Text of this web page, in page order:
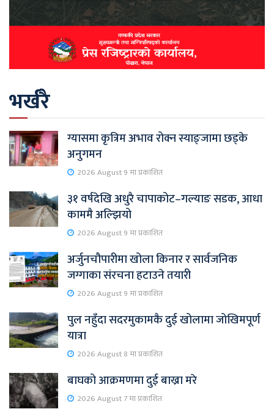
भर्खरै
ग्यासमा कृत्रिम अभाव रोक्न स्याङ्जामा छड्के
अनुगमन
2026 August 9 मा प्रकाशित
३१ वर्षदेखि अधुरै चापाकोट–गल्याङ सडक, आधा
काममै अल्झियो
2026 August 9 मा प्रकाशित
अर्जुनचौपारीमा खोला किनार र सार्वजनिक
जग्गाका संरचना हटाउने तयारी
2026 August 9 मा प्रकाशित
पुल नहुँदा सदरमुकामकै दुई खोलामा जोखिमपूर्ण
यात्रा
2026 August 8 मा प्रकाशित
बाघको आक्रमणमा दुई बाख्रा मरे
2026 August 7 मा प्रकाशित